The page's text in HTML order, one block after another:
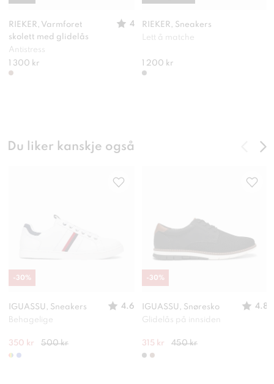
RIEKER, Varmforet
skolett med glidelås
4
Antistress
1 300 kr
RIEKER, Sneakers
Lett å matche
1 200 kr
Du liker kanskje også
IGUASSU, Sneakers
4.6
Behagelige
350 kr 500 kr
-30%
IGUASSU, Snøresko
4.8
Glidelås på innsiden
315 kr 450 kr
-30%